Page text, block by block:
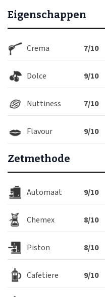
Eigenschappen
Crema 7/10
Dolce 9/10
Nuttiness 7/10
Flavour 9/10
Zetmethode
Automaat 9/10
Chemex 8/10
Piston 8/10
Cafetiere 9/10